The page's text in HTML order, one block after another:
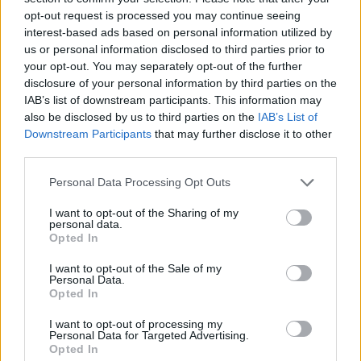
opt-out request is processed you may continue seeing
interest-based ads based on personal information utilized by
us or personal information disclosed to third parties prior to
your opt-out. You may separately opt-out of the further
disclosure of your personal information by third parties on the
IAB’s list of downstream participants. This information may
also be disclosed by us to third parties on the IAB’s List of
Downstream Participants that may further disclose it to other
Please note that this website/app uses one or more Google
not limited to your visit or usage behaviour. You may click to
grant or deny consent to Google and its third-party tags to
use your data for below specified purposes in below Google
consent section.
Personal Data Processing Opt Outs
I want to opt-out of the Sharing of my
personal data.
Opted In
I want to opt-out of the Sale of my
Personal Data.
Opted In
I want to opt-out of processing my
Personal Data for Targeted Advertising.
Opted In
здравје
Црвената зелка е одлична за здравјето на
дигестивниот систем бидејќи е полна со
растителни влакна. Нејзината консумација
навистина може да им помогне на вашите
црева. Содржи и растворливи и нерастворливи
влакна, кои се клучни за редовно празнење на
цревата.
Нерастворливите влакна ја прават вашата
столица пообемна, помагајќи да се избегне
запек. Растворливите влакна ги хранат добрите
бактерии во вашите црева, одржувајќи ја
здрави црева.
зелка може да лекува чир на цревата. Ова ја
прави црвената зелка одличен избор за подобро